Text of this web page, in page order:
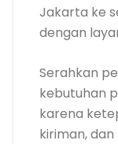
Jakarta ke
dengan
Serahkan
kebutuhan
karena
kiriman,